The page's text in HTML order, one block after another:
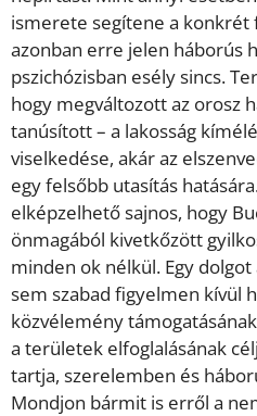
ismerete segítene a konkrét
azonban erre jelen háborús
pszichózisban esély sincs.
hogy megváltozott az orosz
tanúsított – a lakosság
viselkedése, akár az
egy felsőbb utasítás
elképzelhető sajnos, hogy
önmagából kivetkőzött
minden ok nélkül. Egy
sem szabad figyelmen kívül
közvélemény
a területek elfoglalásának
tartja, szerelemben és
Mondjon bármit is erről a